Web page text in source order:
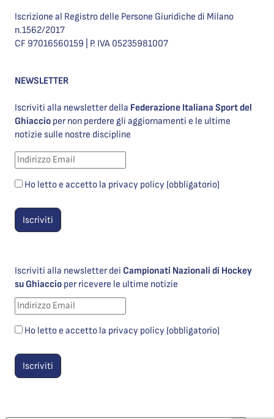
Iscrizione al Registro delle Persone Giuridiche di Milano
n.1562/2017
CF 97016560159 | P. IVA 05235981007
NEWSLETTER
Iscriviti alla newsletter della Federazione Italiana Sport del
Ghiaccio per non perdere gli aggiornamenti e le ultime
notizie sulle nostre discipline
Ho letto e accetto la privacy policy (obbligatorio)
Iscriviti alla newsletter dei Campionati Nazionali di Hockey
su Ghiaccio per ricevere le ultime notizie
Ho letto e accetto la privacy policy (obbligatorio)